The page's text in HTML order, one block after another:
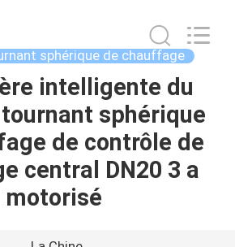
sphérique de chauffage
intelligente du
sphérique
de contrôle de
central DN20 3 a
motorisé